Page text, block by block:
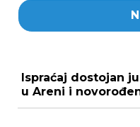
Ispraćaj dostojan
u Areni i